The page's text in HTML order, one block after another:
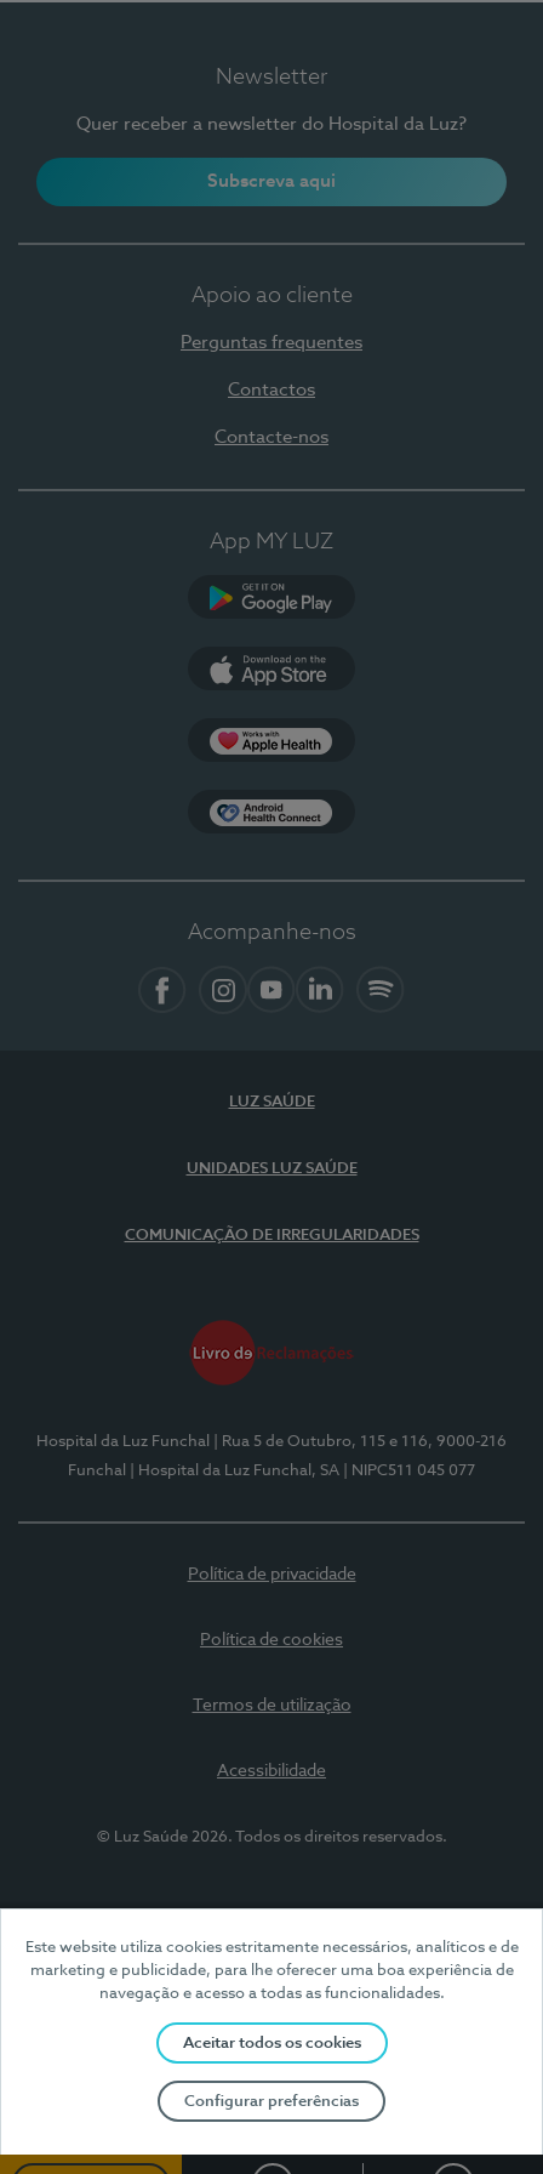
Este website utiliza cookies estritamente necessários, analíticos e de
marketing e publicidade, para lhe oferecer uma boa experiência de
navegação e acesso a todas as funcionalidades.
Aceitar todos os cookies
Configurar preferências
Newsletter
Quer receber a newsletter do Hospital da Luz?
Subscreva aqui
Apoio ao cliente
Perguntas frequentes
Contactos
Contacte-nos
App MY LUZ
Acompanhe-nos
LUZ SAÚDE
UNIDADES LUZ SAÚDE
COMUNICAÇÃO DE IRREGULARIDADES
Hospital da Luz Funchal
| Rua 5 de Outubro, 115 e 116, 9000-216
Funchal
| Hospital da Luz Funchal, SA | NIPC511 045 077
Política de privacidade
Política de cookies
Termos de utilização
Acessibilidade
© Luz Saúde 2026. Todos os direitos reservados.